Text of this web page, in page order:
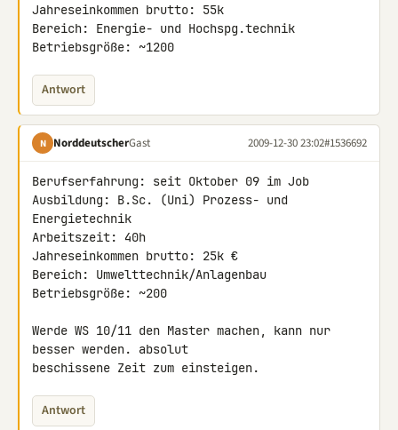
Jahreseinkommen brutto: 55k
Bereich: Energie- und Hochspg.technik
Betriebsgröße: ~1200
Antwort
N NorddeutscherGast 2009-12-30 23:02#1536692
Berufserfahrung: seit Oktober 09 im Job
Ausbildung: B.Sc. (Uni) Prozess- und
Energietechnik
Arbeitszeit: 40h
Jahreseinkommen brutto: 25k €
Bereich: Umwelttechnik/Anlagenbau
Betriebsgröße: ~200
Werde WS 10/11 den Master machen, kann nur
besser werden. absolut
beschissene Zeit zum einsteigen.
Antwort